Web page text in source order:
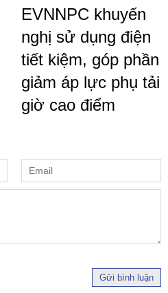
EVNNPC khuyến
nghị sử dụng điện
tiết kiệm, góp phần
giảm áp lực phụ tải
giờ cao điểm
Gửi bình luận